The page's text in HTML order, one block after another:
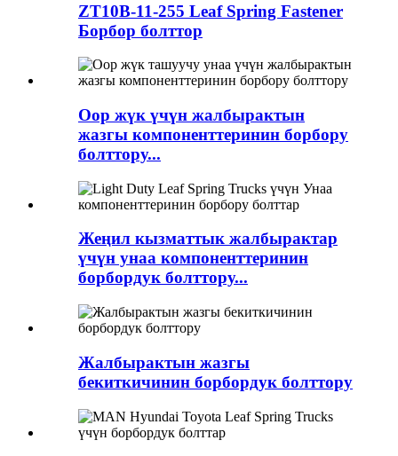
ZT10B-11-255 Leaf Spring Fastener
Борбор болттор
Оор жүк үчүн жалбырактын
жазгы компоненттеринин борбору
болттору...
Жеңил кызматтык жалбырактар
үчүн унаа компоненттеринин
борбордук болттору...
Жалбырактын жазгы
бекиткичинин борбордук болттору